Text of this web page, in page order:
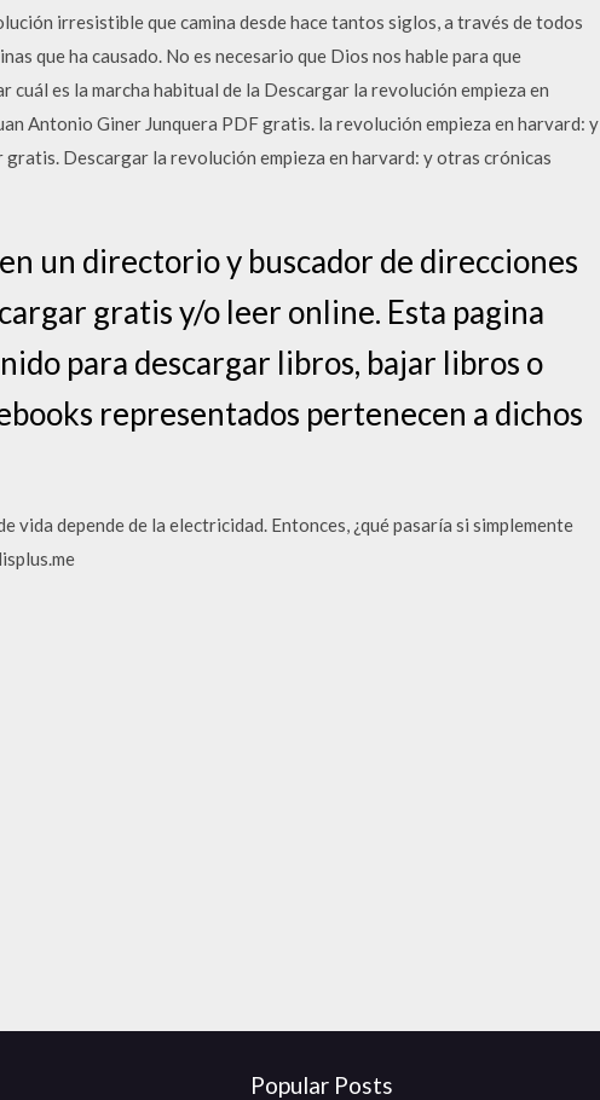
irresistible que camina desde hace tantos siglos, a través de todos
que ha causado. No es necesario que Dios nos hable para que
es la marcha habitual de la Descargar la revolución empieza en
Antonio Giner Junquera PDF gratis. la revolución empieza en harvard: y
Descargar la revolución empieza en harvard: y otras crónicas
un directorio y buscador de direcciones
gratis y/o leer online. Esta pagina
para descargar libros, bajar libros o
representados pertenecen a dichos
depende de la electricidad. Entonces, ¿qué pasaría si simplemente
Popular Posts